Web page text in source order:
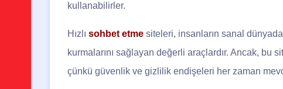
kullanabilirler.
Hızlı sohbet etme siteleri, insanların sanal
kurmalarını sağlayan değerli araçlardır. Ancak, bu
çünkü güvenlik ve gizlilik endişeleri her zaman